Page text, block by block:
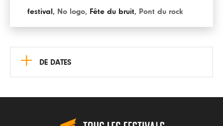
festival , No logo, Fête du bruit, Pont du rock
+ DE DATES